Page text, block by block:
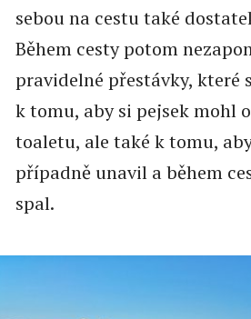
sebou na cestu také
Během cesty potom
pravidelné přestávky, které
k tomu, aby si pejsek mohl
toaletu, ale také k tomu,
případně unavil a během
spal.